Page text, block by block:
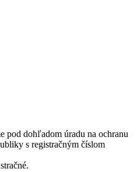
pod dohľadom úradu na ochranu
s registračným číslom